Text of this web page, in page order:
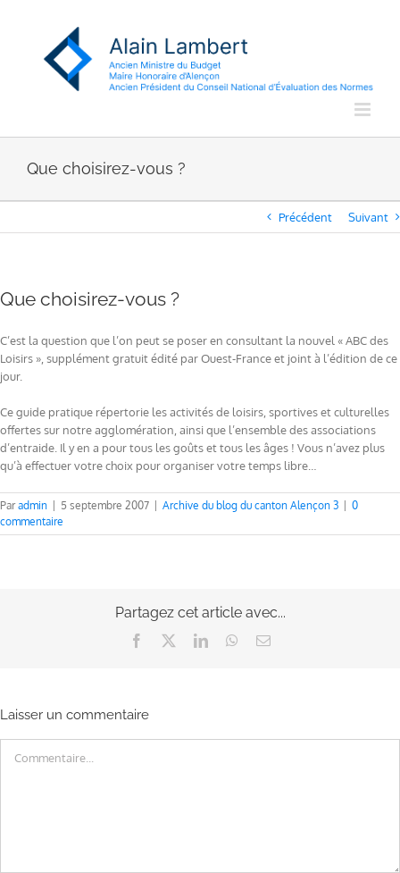
Que choisirez-vous ?
Précédent Suivant
Que choisirez-vous ?
C’est la question que l’on peut se poser en consultant la nouvel « ABC des
Loisirs », supplément gratuit édité par Ouest-France et joint à l’édition de ce
jour.
Ce guide pratique répertorie les activités de loisirs, sportives et culturelles
offertes sur notre agglomération, ainsi que l’ensemble des associations
d’entraide. Il y en a pour tous les goûts et tous les âges ! Vous n’avez plus
qu’à effectuer votre choix pour organiser votre temps libre…
Paradmin 5 septembre 2007 Archive du blog du canton Alençon 3
0
commentaire
Partagez cet article avec...
Facebook LinkedInWhatsApp
Email
Laisser un commentaire